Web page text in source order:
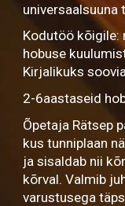
universaalsuuna
Kodutöö kõigile:
hobuse
Kirjalikuks
2-6aastaseid
Õpetaja Rätsep
kus tunniplaan
ja sisaldab nii
kõrval. Valmib
varustusega